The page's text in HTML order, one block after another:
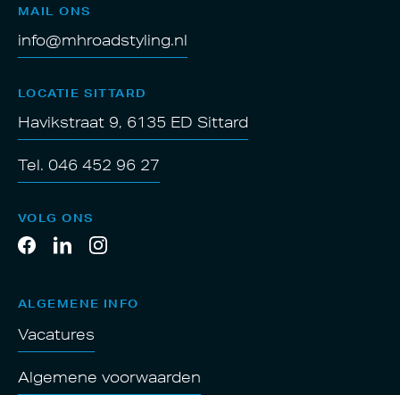
MAIL ONS
info@mhroadstyling.nl
LOCATIE SITTARD
Havikstraat 9, 6135 ED Sittard
Tel. 046 452 96 27
VOLG ONS
ALGEMENE INFO
Vacatures
Algemene voorwaarden